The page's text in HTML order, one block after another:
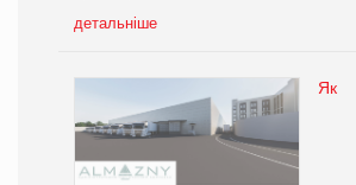
детальніше
Як